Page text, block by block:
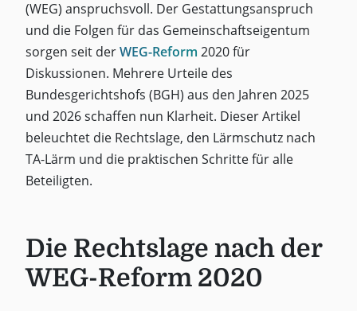
(WEG) anspruchsvoll. Der Gestattungsanspruch
und die Folgen für das Gemeinschaftseigentum
sorgen seit derWEG-Reform 2020 für
Diskussionen. Mehrere Urteile des
Bundesgerichtshofs (BGH) aus den Jahren 2025
und 2026 schaffen nun Klarheit. Dieser Artikel
beleuchtet die Rechtslage, den Lärmschutz nach
TA-Lärm und die praktischen Schritte für alle
Beteiligten.
Die Rechtslage nach der
WEG-Reform 2020